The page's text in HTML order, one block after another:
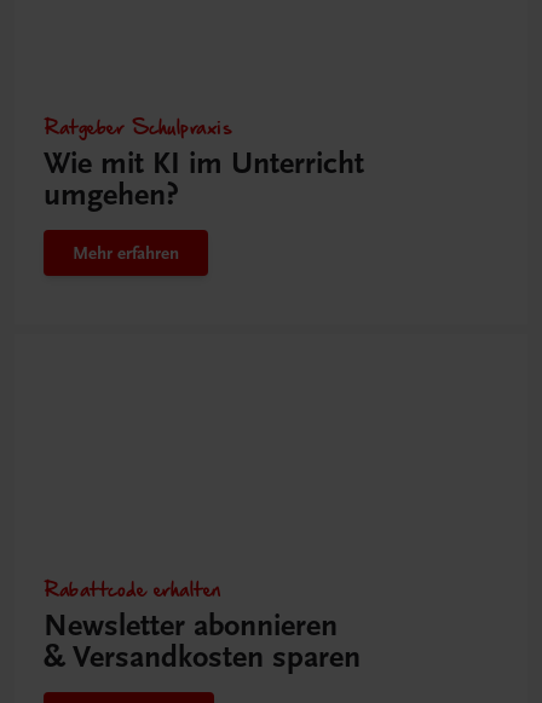
Ratgeber Schulpraxis
Wie mit KI im Unterricht
umgehen?
Mehr erfahren
Rabattcode erhalten
Newsletter abonnieren
& Versandkosten sparen